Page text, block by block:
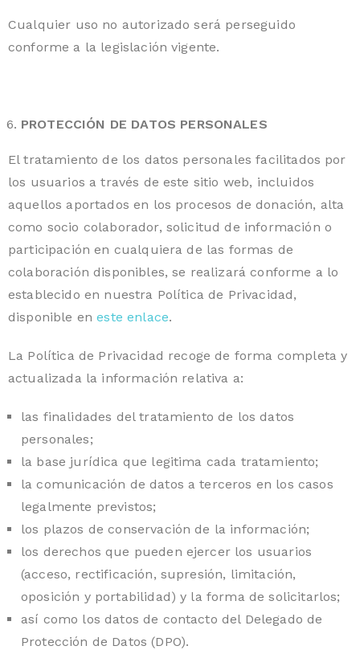
Cualquier uso no autorizado será perseguido
conforme a la legislación vigente.
PROTECCIÓN DE DATOS PERSONALES
El tratamiento de los datos personales facilitados por
los usuarios a través de este sitio web, incluidos
aquellos aportados en los procesos de donación, alta
como socio colaborador, solicitud de información o
participación en cualquiera de las formas de
colaboración disponibles, se realizará conforme a lo
establecido en nuestra Política de Privacidad,
disponible eneste enlace.
La Política de Privacidad recoge de forma completa y
actualizada la información relativa a:
las finalidades del tratamiento de los datos
personales;
la base jurídica que legitima cada tratamiento;
la comunicación de datos a terceros en los casos
legalmente previstos;
los plazos de conservación de la información;
los derechos que pueden ejercer los usuarios
(acceso, rectificación, supresión, limitación,
oposición y portabilidad) y la forma de solicitarlos;
así como los datos de contacto del Delegado de
Protección de Datos (DPO).